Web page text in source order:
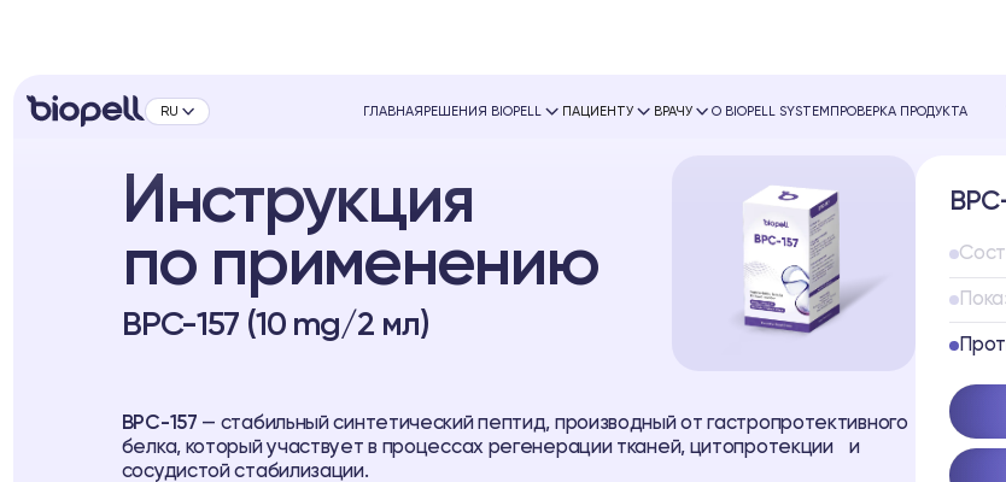
RU ГЛАВНАЯ РЕШЕНИЯ BIOPELL ПАЦИЕНТУ ВРАЧУ О BIOPELL SYSTEM ПРОВЕРКА ПРОДУКТА
Инструкция
по применению
BPC-157 (10 mg/2 мл)
BPC-157 — стабильный синтетический пептид, производный от гастропротективного
белка, который участвует в процессах регенерации тканей, цитопротекции и
сосудистой стабилизации.